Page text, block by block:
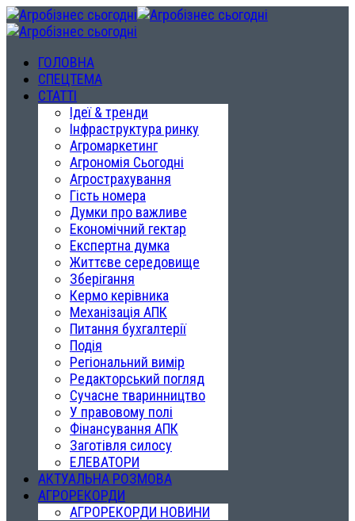
ГОЛОВНА
СПЕЦТЕМА
СТАТТІ
Ідеї & тренди
Інфраструктура ринку
Агромаркетинг
Агрономія Сьогодні
Агрострахування
Гість номера
Думки про важливе
Економічний гектар
Експертна думка
Життєве середовище
Зберігання
Кермо керівника
Механізація АПК
Питання бухгалтерії
Подія
Регіональний вимір
Редакторський погляд
Сучасне тваринництво
У правовому полі
Фінансування АПК
Заготівля силосу
ЕЛЕВАТОРИ
АКТУАЛЬНА РОЗМОВА
АГРОРЕКОРДИ
АГРОРЕКОРДИ НОВИНИ